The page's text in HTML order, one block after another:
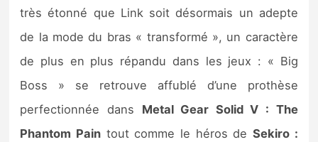
très étonné que Link soit désormais un adepte
de la mode du bras « transformé », un caractère
de plus en plus répandu dans les jeux : « Big
Boss » se retrouve affublé d’une prothèse
perfectionnée dans Metal Gear Solid V : The
Phantom Paintout comme le héros deSekiro :